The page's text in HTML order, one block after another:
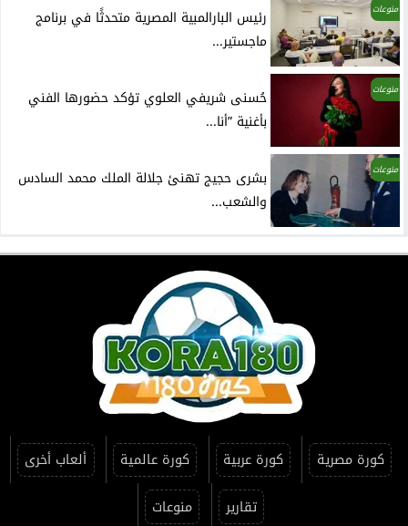
منوعات
رئيس البارالمبية المصرية متحدثًا في برنامج
ماجستير...
منوعات
حُسنى شريفي العلوي تؤكد حضورها الفني
بأغنية ”أنا...
منوعات
بشرى حجيج تهنئ جلالة الملك محمد السادس
والشعب...
كورة مصرية كورة عربية كورة عالمية
ألعاب أخرى
تقارير
منوعات